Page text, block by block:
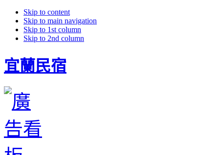
Skip to content
Skip to main navigation
Skip to 1st column
Skip to 2nd column
宜蘭民宿